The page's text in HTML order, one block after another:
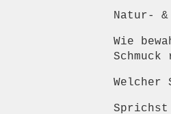
Natur-
Wie
Welcher
Sprichst